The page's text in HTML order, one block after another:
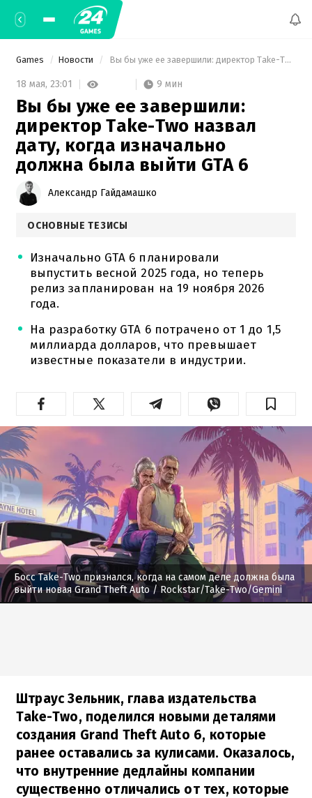
Games Новости Вы бы уже ее завершили: директор Take-Two назвал дату, когда изначально должна была выйти GTA 6
18 мая, 23:01 9 мин
Вы бы уже ее завершили:
директор Take-Two назвал
дату, когда изначально
должна была выйти GTA 6
Александр Гайдамашко
ОСНОВНЫЕ ТЕЗИСЫ
Изначально GTA 6 планировали
выпустить весной 2025 года, но теперь
релиз запланирован на 19 ноября 2026
года.
На разработку GTA 6 потрачено от 1 до 1,5
миллиарда долларов, что превышает
известные показатели в индустрии.
Босс Take-Two признался, когда на самом деле должна была
выйти новая Grand Theft Auto/ Rockstar/Take-Two/Gemini
Штраус Зельник, глава издательства
Take-Two, поделился новыми деталями
создания Grand Theft Auto 6, которые
ранее оставались за кулисами. Оказалось,
что внутренние дедлайны компании
существенно отличались от тех, которые